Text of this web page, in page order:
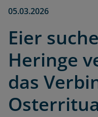
05.03.2026
Eier
Heringe
das